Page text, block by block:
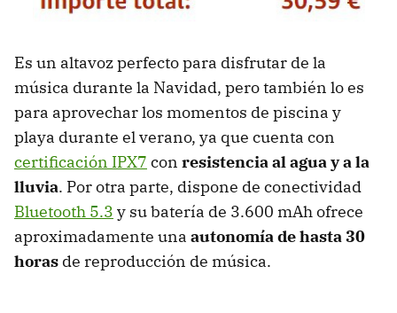
Es un altavoz perfecto para disfrutar de la
música durante la Navidad, pero también lo es
para aprovechar los momentos de piscina y
playa durante el verano, ya que cuenta con
certificación IPX7 con resistencia al agua y a la
lluvia. Por otra parte, dispone de conectividad
Bluetooth 5.3 y su batería de 3.600 mAh ofrece
aproximadamente una autonomía de hasta 30
horas de reproducción de música.